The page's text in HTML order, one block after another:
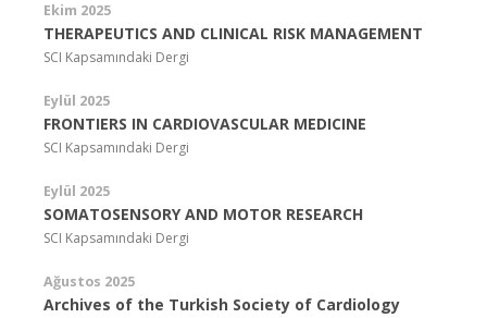
Ekim 2025
THERAPEUTICS AND CLINICAL RISK MANAGEMENT
SCI Kapsamındaki Dergi
Eylül 2025
FRONTIERS IN CARDIOVASCULAR MEDICINE
SCI Kapsamındaki Dergi
Eylül 2025
SOMATOSENSORY AND MOTOR RESEARCH
SCI Kapsamındaki Dergi
Ağustos 2025
Archives of the Turkish Society of Cardiology